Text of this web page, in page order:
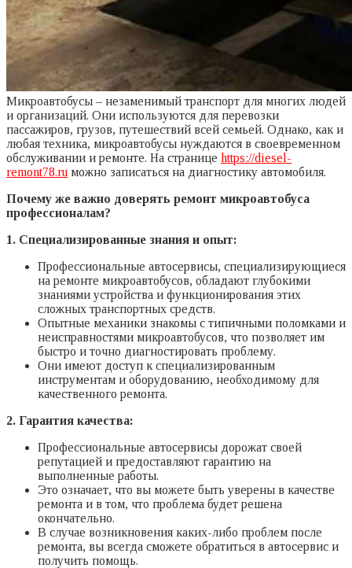
Микроавтобусы – незаменимый транспорт для многих людей
и организаций. Они используются для перевозки
пассажиров, грузов, путешествий всей семьей. Однако, как и
любая техника, микроавтобусы нуждаются в своевременном
обслуживании и ремонте. На странице https://diesel-
remont78.ru можно записаться на диагностику автомобиля.
Почему же важно доверять ремонт микроавтобуса
профессионалам?
1. Специализированные знания и опыт:
Профессиональные автосервисы, специализирующиеся
на ремонте микроавтобусов, обладают глубокими
знаниями устройства и функционирования этих
сложных транспортных средств.
Опытные механики знакомы с типичными поломками и
неисправностями микроавтобусов, что позволяет им
быстро и точно диагностировать проблему.
Они имеют доступ к специализированным
инструментам и оборудованию, необходимому для
качественного ремонта.
2. Гарантия качества:
Профессиональные автосервисы дорожат своей
репутацией и предоставляют гарантию на
выполненные работы.
Это означает, что вы можете быть уверены в качестве
ремонта и в том, что проблема будет решена
окончательно.
В случае возникновения каких-либо проблем после
ремонта, вы всегда сможете обратиться в автосервис и
получить помощь.